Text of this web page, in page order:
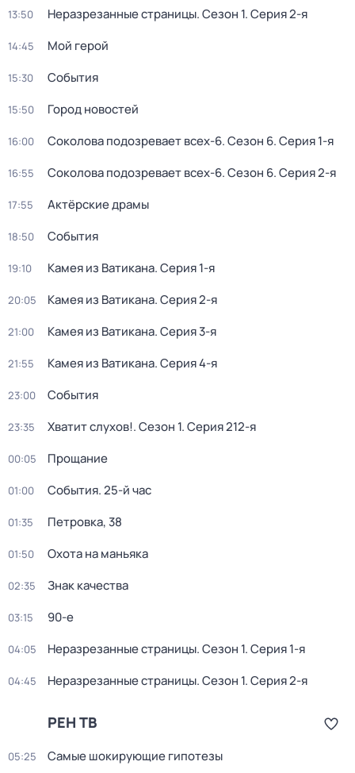
13:50 Неразрезанные страницы. Сезон 1. Серия 2-я
14:45 Мой герой
15:30 События
15:50 Город новостей
16:00 Соколова подозревает всех-6. Сезон 6. Серия 1-я
16:55 Соколова подозревает всех-6. Сезон 6. Серия 2-я
17:55 Актёрские драмы
18:50 События
19:10 Камея из Ватикана. Серия 1-я
20:05 Камея из Ватикана. Серия 2-я
21:00 Камея из Ватикана. Серия 3-я
21:55 Камея из Ватикана. Серия 4-я
23:00 События
23:35 Хватит слухов!. Сезон 1. Серия 212-я
00:05 Прощание
01:00 События. 25-й час
01:35 Петровка, 38
01:50 Охота на маньяка
02:35 Знак качества
03:15 90-е
04:05 Неразрезанные страницы. Сезон 1. Серия 1-я
04:45 Неразрезанные страницы. Сезон 1. Серия 2-я
РЕН ТВ
05:25 Самые шoкиpующие гипотезы